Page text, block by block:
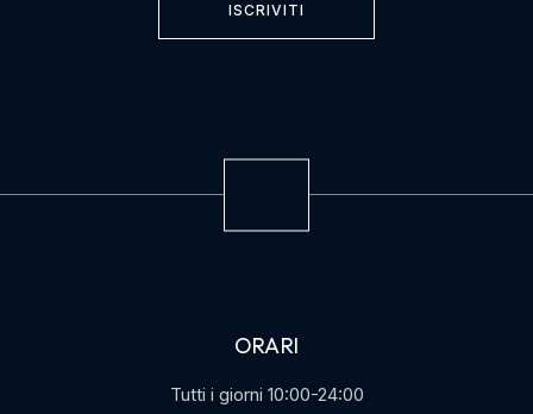
ISCRIVITI
ORARI
Tutti i giorni 10:00-24:00